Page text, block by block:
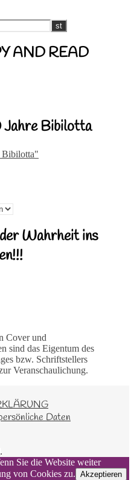
AND READ
Bibilotta
Wahrheit ins
Cover und
sind das Eigentum des
bzw. Schriftstellers
Veranschaulichung.
Daten
.
Sie die Website weiter
von Cookies zu. Akzeptieren